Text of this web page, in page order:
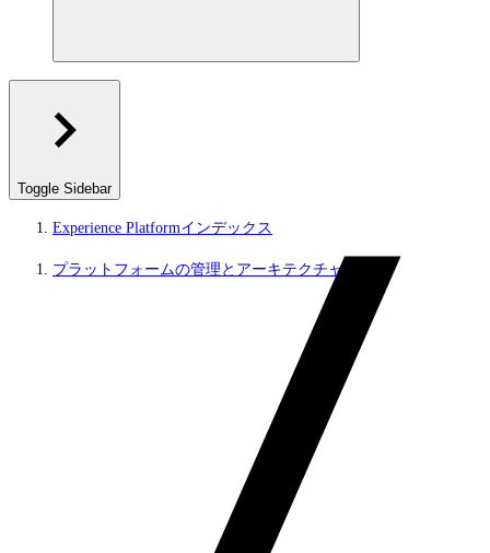
Toggle Sidebar
Experience Platformインデックス
プラットフォームの管理とアーキテクチャ